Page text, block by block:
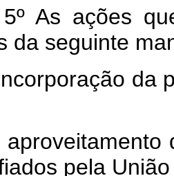
As ações
da seguinte
da
pela